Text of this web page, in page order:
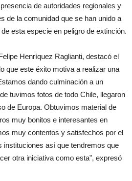
de autoridades regionales y
de la comunidad que se han unido a
esta especie en peligro de extinción.
Henríquez Raglianti, destacó el
que este éxito motiva a realizar una
dando culminación a un
tuvimos fotos de todo Chile, llegaron
de Europa. Obtuvimos material de
muy bonitos e interesantes en
muy contentos y satisfechos por el
instituciones así que tendremos que
otra iniciativa como esta”, expresó